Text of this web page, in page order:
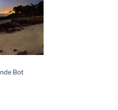
Bot